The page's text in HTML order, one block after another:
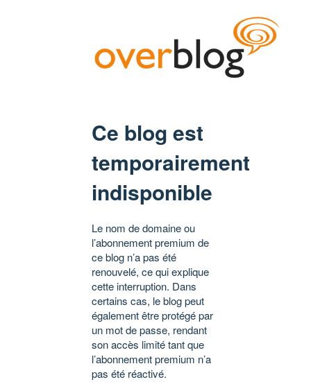
Ce blog est
temporairement
indisponible
Le nom de domaine ou
l’abonnement premium de
ce blog n’a pas été
renouvelé, ce qui explique
cette interruption. Dans
certains cas, le blog peut
également être protégé par
un mot de passe, rendant
son accès limité tant que
l’abonnement premium n’a
pas été réactivé.